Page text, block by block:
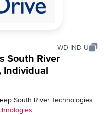
WD-IND-U
South River
Individual
South River Technologies